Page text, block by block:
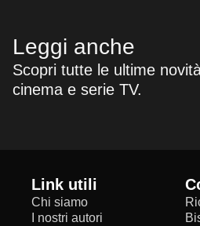
Leggi anche
Scopri tutte le ultime
cinema e serie TV.
Link utili
Chi siamo
I nostri autori